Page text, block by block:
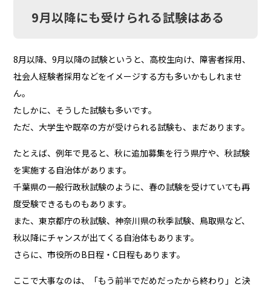
9月以降にも受けられる試験はある
8月以降、9月以降の試験というと、高校生向け、障害者採用、
社会人経験者採用などをイメージする方も多いかもしれませ
ん。
たしかに、そうした試験も多いです。
ただ、大学生や既卒の方が受けられる試験も、まだあります。
たとえば、例年で見ると、秋に追加募集を行う県庁や、秋試験
を実施する自治体があります。
千葉県の一般行政秋試験のように、春の試験を受けていても再
度受験できるものもあります。
また、東京都庁の秋試験、神奈川県の秋季試験、鳥取県など、
秋以降にチャンスが出てくる自治体もあります。
さらに、市役所のB日程・C日程もあります。
ここで大事なのは、「もう前半でだめだったから終わり」と決